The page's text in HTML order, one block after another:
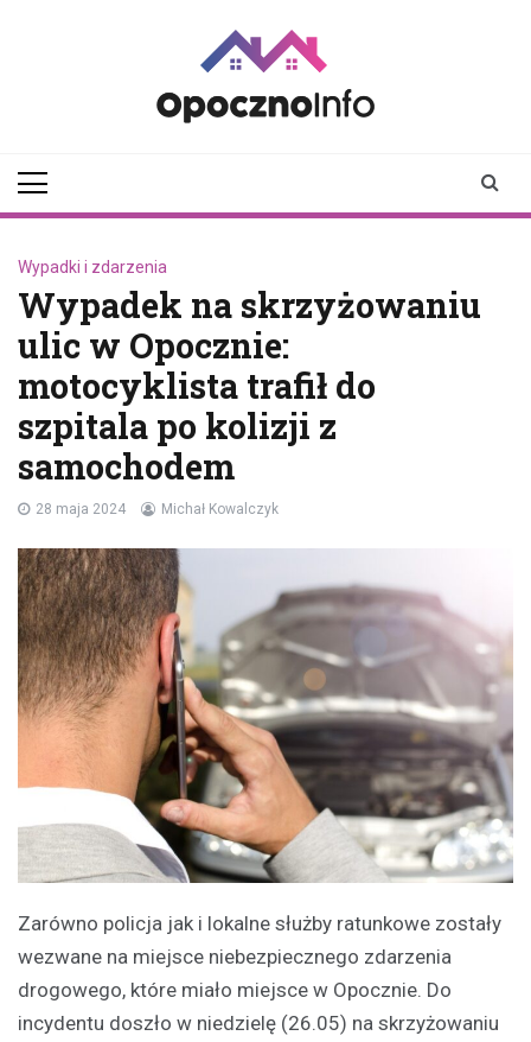
Wypadki i zdarzenia
Wypadek na skrzyżowaniu
ulic w Opocznie:
motocyklista trafił do
szpitala po kolizji z
samochodem
28 maja 2024 Michał Kowalczyk
Zarówno policja jak i lokalne służby ratunkowe zostały
wezwane na miejsce niebezpiecznego zdarzenia
drogowego, które miało miejsce w Opocznie. Do
incydentu doszło w niedzielę (26.05) na skrzyżowaniu